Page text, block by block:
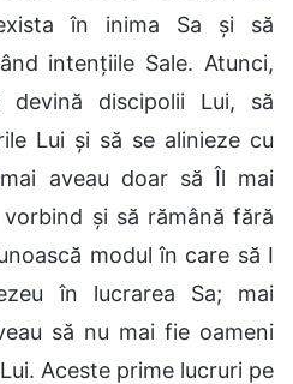
în inima Sa și să
intențiile Sale. Atunci,
discipolii Lui, să
Lui și să se alinieze cu
aveau doar să Îl mai
și să rămână fără
modul în care să I
în lucrarea Sa; mai
să nu mai fie oameni
Aceste prime lucruri pe